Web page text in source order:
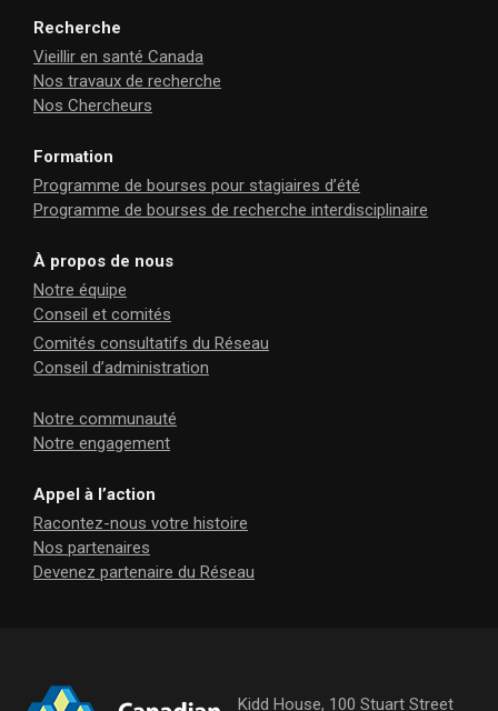
Recherche
Vieillir en santé Canada
Nos travaux de recherche
Nos Chercheurs
Formation
Programme de bourses pour stagiaires d’été
Programme de bourses de recherche interdisciplinaire
À propos de nous
Notre équipe
Conseil et comités
Comités consultatifs du Réseau
Conseil d’administration
Notre communauté
Notre engagement
Appel à l’action
Racontez-nous votre histoire
Nos partenaires
Devenez partenaire du Réseau
Kidd House, 100 Stuart Street